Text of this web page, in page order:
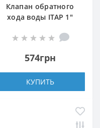
Клапан обратного
хода воды ITAP 1″
574грн
КУПИТЬ